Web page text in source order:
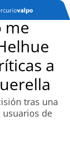
me
a
tras una
usuarios de